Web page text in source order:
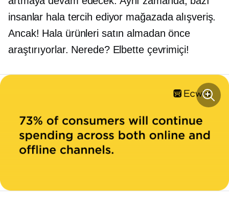
insanlar hala tercih ediyor mağazadaalışveriş.
Ancak! Hala ürünleri satın almadan önce
araştırıyorlar. Nerede? Elbette çevrimiçi!